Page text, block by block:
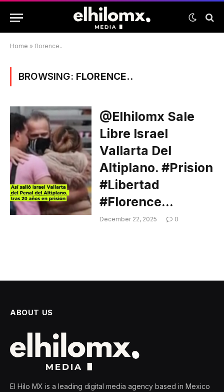
Home » florence..
BROWSING: FLORENCE..
@elhilomx Sale
Libre Israel
Vallarta Del
Altiplano. #prision
#libertad
#florence…
December 22, 2025 0
ABOUT US
El Hilo MX is a leading digital media agency based in Mexico